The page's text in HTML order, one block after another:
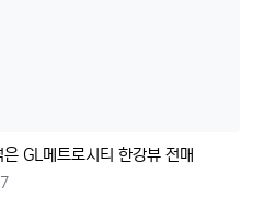
은 GL메트로시티 한강뷰 전매